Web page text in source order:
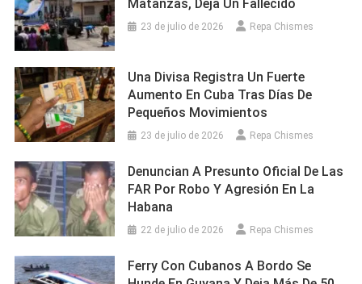
Matanzas, Deja Un Fallecido
23 de julio de 2026 Repa Chismes
Una Divisa Registra Un Fuerte
Aumento En Cuba Tras Días De
Pequeños Movimientos
23 de julio de 2026 Repa Chismes
Denuncian A Presunto Oficial De Las
FAR Por Robo Y Agresión En La
Habana
22 de julio de 2026 Repa Chismes
Ferry Con Cubanos A Bordo Se